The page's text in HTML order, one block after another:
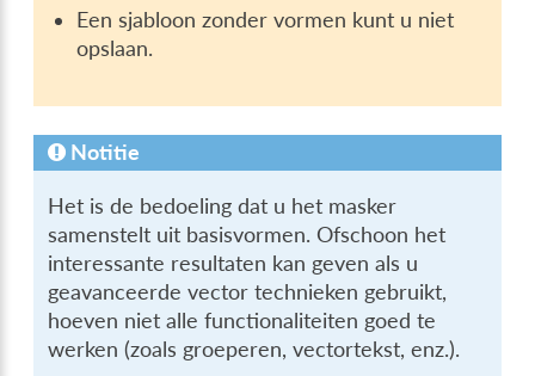
Een sjabloon zonder vormen kunt u niet
opslaan.
Notitie
Het is de bedoeling dat u het masker
samenstelt uit basisvormen. Ofschoon het
interessante resultaten kan geven als u
geavanceerde vector technieken gebruikt,
hoeven niet alle functionaliteiten goed te
werken (zoals groeperen, vectortekst, enz.).